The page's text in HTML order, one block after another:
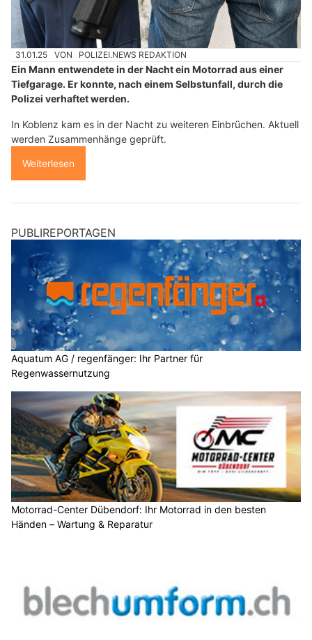
31.01.25 VON POLIZEI.NEWS REDAKTION
Ein Mann entwendete in der Nacht ein Motorrad aus einer
Tiefgarage. Er konnte, nach einem Selbstunfall, durch die
Polizei verhaftet werden.
In Koblenz kam es in der Nacht zu weiteren Einbrüchen. Aktuell
werden Zusammenhänge geprüft.
Weiterlesen
PUBLIREPORTAGEN
Aquatum AG / regenfänger: Ihr Partner für
Regenwassernutzung
Motorrad-Center Dübendorf: Ihr Motorrad in den besten
Händen – Wartung & Reparatur